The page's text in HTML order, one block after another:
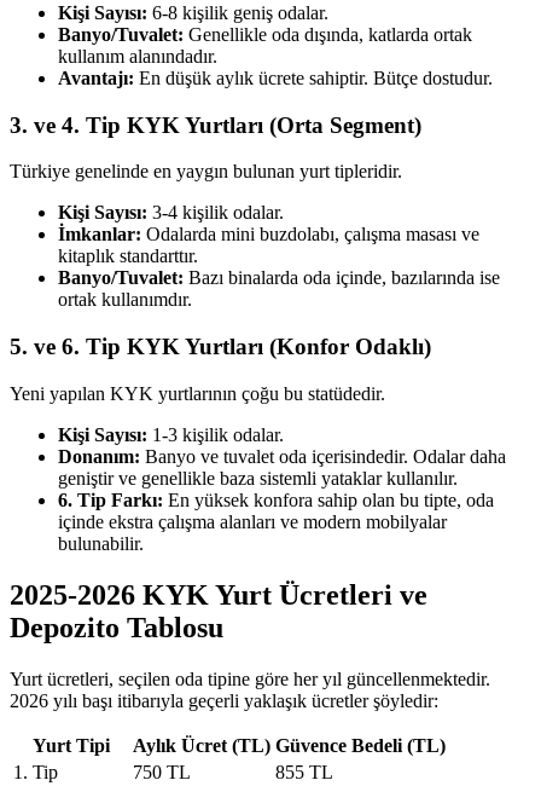
Kişi Sayısı: 6-8 kişilik geniş odalar.
Banyo/Tuvalet: Genellikle oda dışında, katlarda ortak
kullanım alanındadır.
Avantajı: En düşük aylık ücrete sahiptir. Bütçe dostudur.
3. ve 4. Tip KYK Yurtları (Orta Segment)
Türkiye genelinde en yaygın bulunan yurt tipleridir.
Kişi Sayısı: 3-4 kişilik odalar.
İmkanlar: Odalarda mini buzdolabı, çalışma masası ve
kitaplık standarttır.
Banyo/Tuvalet: Bazı binalarda oda içinde, bazılarında ise
ortak kullanımdır.
5. ve 6. Tip KYK Yurtları (Konfor Odaklı)
Yeni yapılan KYK yurtlarının çoğu bu statüdedir.
Kişi Sayısı: 1-3 kişilik odalar.
Donanım: Banyo ve tuvalet oda içerisindedir. Odalar daha
geniştir ve genellikle baza sistemli yataklar kullanılır.
6. Tip Farkı: En yüksek konfora sahip olan bu tipte, oda
içinde ekstra çalışma alanları ve modern mobilyalar
bulunabilir.
2025-2026 KYK Yurt Ücretleri ve
Depozito Tablosu
Yurt ücretleri, seçilen oda tipine göre her yıl güncellenmektedir.
2026 yılı başı itibarıyla geçerli yaklaşık ücretler şöyledir:
Yurt Tipi Aylık Ücret (TL) Güvence Bedeli (TL)
1. Tip
750 TL
855 TL